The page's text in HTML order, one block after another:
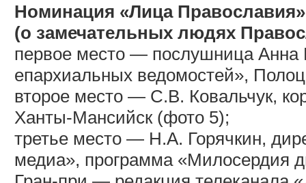
Номинация «Лица Православия»
(о замечательных людях
первое место — послушница Анна
епархиальных ведомостей»,
второе место — С.В. Ковальчук,
Ханты-Мансийск (фото 5);
третье место — Н.А. Горячкин,
медиа», программа «Милосердия